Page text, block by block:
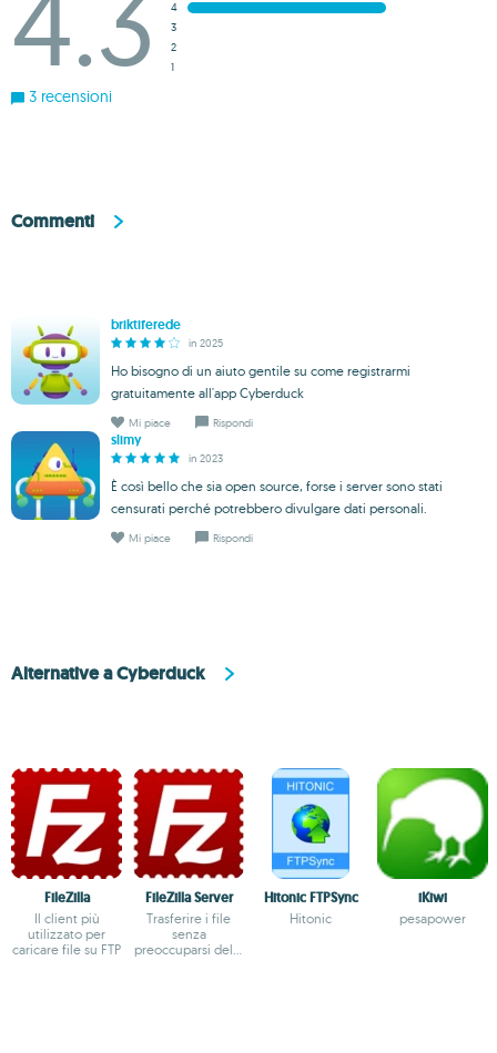
4
3
2
1
3 recensioni
Commenti
briktiferede
in 2025
Ho bisogno di un aiuto gentile su come registrarmi
gratuitamente all'app Cyberduck
Mi piace Rispondi
slimy
in 2023
È così bello che sia open source, forse i server sono stati
censurati perché potrebbero divulgare dati personali.
Mi piace Rispondi
Alternative a Cyberduck
FileZilla
Il client più
utilizzato per
caricare file su FTP
FileZilla Server
Trasferire i file
senza
preoccuparsi della
Hitonic FTPSync
Hitonic
iKiwi
pesapower